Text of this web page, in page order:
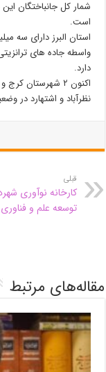
است.
دارد.
اکنون ۲
نظرآباد و اشتهارد در
قبلی
کارخانه نوآوری
توسعه علم و
مقاله‌های مرتبط